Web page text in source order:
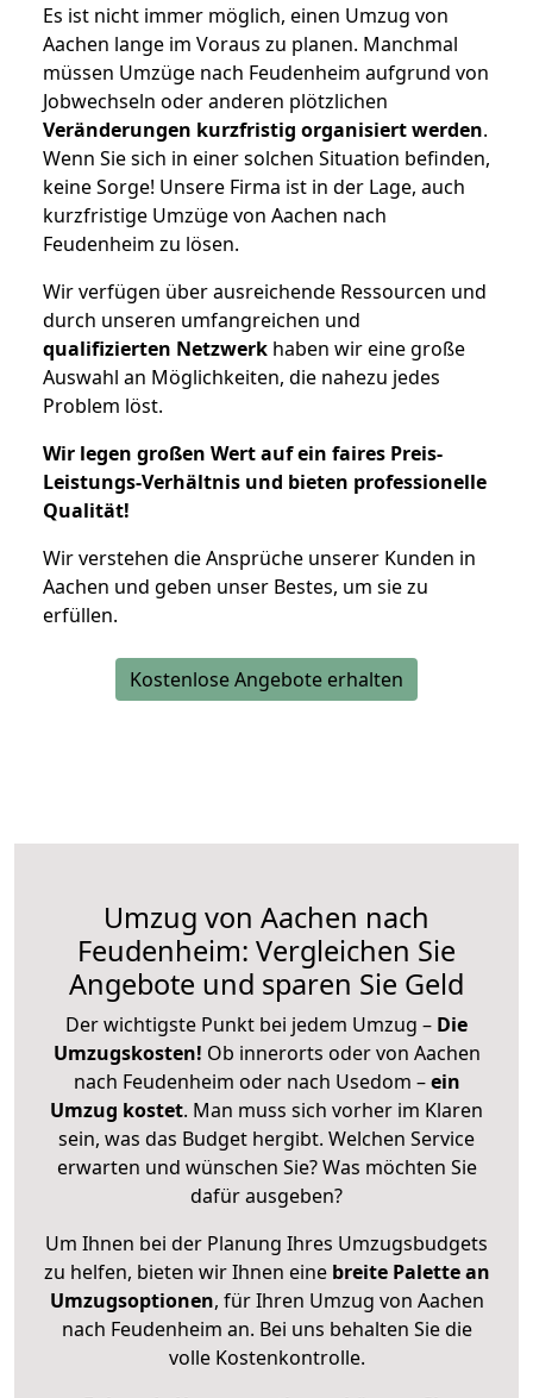
Es ist nicht immer möglich, einen Umzug von
Aachen lange im Voraus zu planen. Manchmal
müssen Umzüge nach Feudenheim aufgrund von
Jobwechseln oder anderen plötzlichen
Veränderungen kurzfristig organisiert werden.
Wenn Sie sich in einer solchen Situation befinden,
keine Sorge! Unsere Firma ist in der Lage, auch
kurzfristige Umzüge von Aachen nach
Feudenheim zu lösen.
Wir verfügen über ausreichende Ressourcen und
durch unseren umfangreichen und
qualifizierten Netzwerk haben wir eine große
Auswahl an Möglichkeiten, die nahezu jedes
Problem löst.
Wir legen großen Wert auf ein faires Preis-
Leistungs-Verhältnis und bieten professionelle
Qualität!
Wir verstehen die Ansprüche unserer Kunden in
Aachen und geben unser Bestes, um sie zu
erfüllen.
Kostenlose Angebote erhalten
Umzug von Aachen nach
Feudenheim: Vergleichen Sie
Angebote und sparen Sie Geld
Der wichtigste Punkt bei jedem Umzug – Die
Umzugskosten! Ob innerorts oder von Aachen
nach Feudenheim oder nach Usedom –ein
Umzug kostet. Man muss sich vorher im Klaren
sein, was das Budget hergibt. Welchen Service
erwarten und wünschen Sie? Was möchten Sie
dafür ausgeben?
Um Ihnen bei der Planung Ihres Umzugsbudgets
zu helfen, bieten wir Ihnen eine breite Palette an
Umzugsoptionen, für Ihren Umzug von Aachen
nach Feudenheim an. Bei uns behalten Sie die
volle Kostenkontrolle.